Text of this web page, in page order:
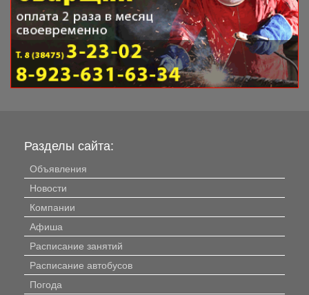
Разделы сайта:
Объявления
Новости
Компании
Афиша
Расписание занятий
Расписание автобусов
Погода